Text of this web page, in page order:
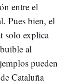
entre el
Pues bien, el
solo explica
al
pueden
Cataluña